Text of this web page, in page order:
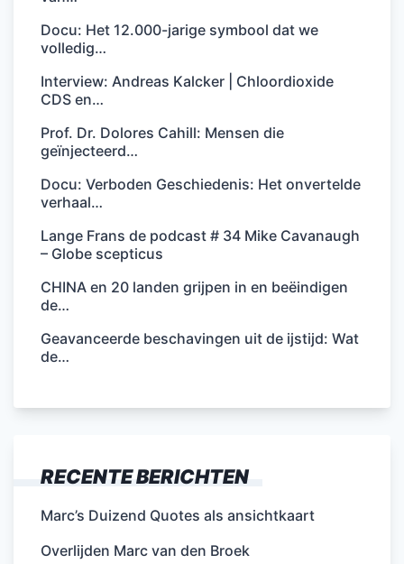
Docu: Het 12.000-jarige symbool dat we
volledig…
Interview: Andreas Kalcker | Chloordioxide
CDS en…
Prof. Dr. Dolores Cahill: Mensen die
geïnjecteerd…
Docu: Verboden Geschiedenis: Het onvertelde
verhaal…
Lange Frans de podcast # 34 Mike Cavanaugh
– Globe scepticus
CHINA en 20 landen grijpen in en beëindigen
de…
Geavanceerde beschavingen uit de ijstijd: Wat
de…
RECENTE BERICHTEN
Marc’s Duizend Quotes als ansichtkaart
Overlijden Marc van den Broek